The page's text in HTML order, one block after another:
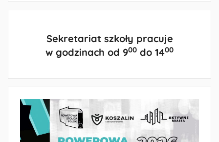
Sekretariat szkoły pracuje
w godzinach od 900 do 1400